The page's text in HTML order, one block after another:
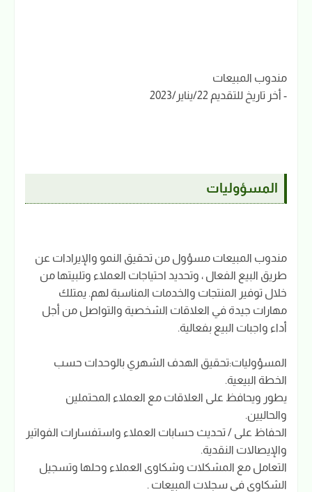
مندوب المبيعات
- أخر تاريخ للتقديم 22/يناير/2023
المسؤوليات
مندوب المبيعات مسؤول من تحقيق النمو والإيرادات عن
طريق البيع الفعال ، وتحديد احتياجات العملاء وتلبيتها من
خلال توفير المنتجات والخدمات المناسبة لهم. يمتلك
مهارات جيدة في العلاقات الشخصية والتواصل من أجل
أداء واجبات البيع بفعالية.
المسؤوليات:تحقيق الهدف الشهري بالوحدات حسب
الخطة البيعية.
يطور ويحافظ على العلاقات مع العملاء المحتملين
والحاليين.
الحفاظ على / تحديث حسابات العملاء واستفسارات الفواتير
والإيصالات النقدية.
التعامل مع المشكلات وشكاوى العملاء وحلها وتسجيل
الشكاوى في سجلات المبيعات .